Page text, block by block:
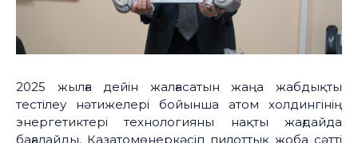
2025 жылға дейін жалғасатын жаңа жабдықты
тестілеу нәтижелері бойынша атом холдингінің
энергетиктері технологияны нақты жағдайда
бағалайды. Қазатомөнеркәсіп пилоттық жоба сәтті